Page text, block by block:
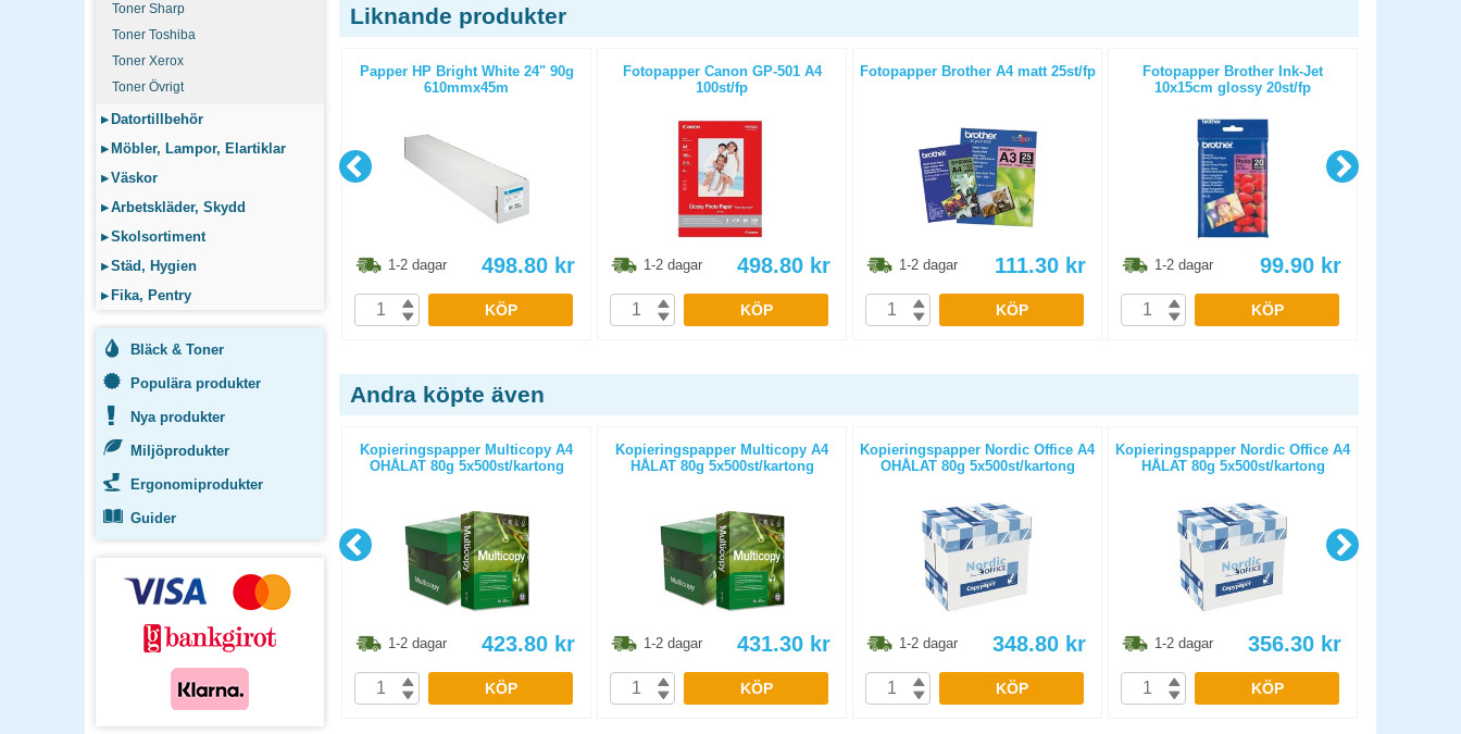
Toner Sharp
Toner Toshiba
Toner Xerox
Toner Övrigt
▸ Datortillbehör
▸ Möbler, Lampor, Elartiklar
▸Väskor
▸Arbetskläder, Skydd
▸Skolsortiment
▸Städ, Hygien
▸ Fika, Pentry
Bläck & Toner
Populära produkter
Nya produkter
Miljöprodukter
Ergonomiprodukter
Guider
Liknande produkter
1-2 dagar
Papper HP Bright White 24" 90g
610mmx45m
1-2 dagar 498.80 kr
KÖP
Fotopapper Canon GP-501 A4
100st/fp
1-2 dagar 498.80 kr
KÖP
Fotopapper Brother A4 matt 25st/fp
1-2 dagar 111.30 kr
KÖP
Fotopapper Brother Ink-Jet
10x15cm glossy 20st/fp
1-2 dagar 99.90 kr
KÖP
Andra köpte även
Kopieringspapper Multicopy Next
2500st/kartong
1-2 dagar 436.30
KÖP
Kopieringspapper Multicopy A4
OHÅLAT 80g 5x500st/kartong
1-2 dagar 423.80 kr
KÖP
Kopieringspapper Multicopy A4
HÅLAT 80g 5x500st/kartong
1-2 dagar 431.30 kr
KÖP
Kopieringspapper Nordic Office A4
OHÅLAT 80g 5x500st/kartong
1-2 dagar 348.80 kr
KÖP
Kopieringspapper Nordic Office A4
HÅLAT 80g 5x500st/kartong
1-2 dagar 356.30 kr
KÖP